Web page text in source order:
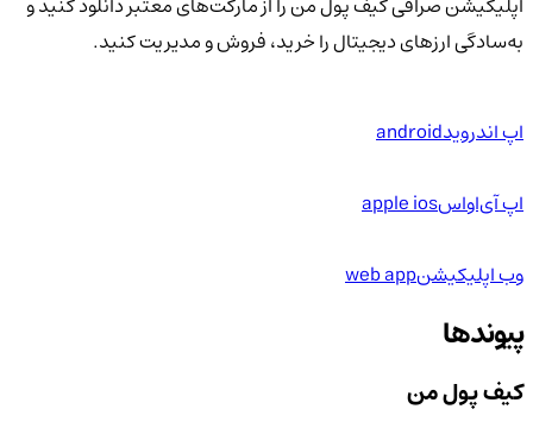
به‌سادگی ارزهای دیجیتال را خرید، فروش و مدیریت کنید.
اپ اندرویدandroid
اپ آی‌او‌اسapple ios
وب اپلیکیشنweb app
پیوندها
کیف پول من